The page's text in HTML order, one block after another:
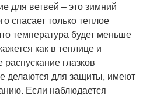
для ветвей – это зимний
спасает только теплое
температура будет меньше
как в теплице и
глазков
делаются для защиты, имеют
Если наблюдается